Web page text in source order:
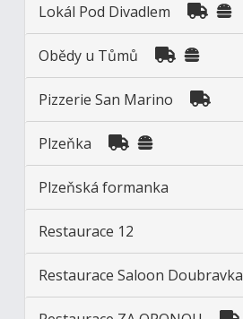
Lokál Pod Divadlem
Obědy u Tůmů
Pizzerie San Marino
Plzeňka
Plzeňská formanka
Restaurace 12
Restaurace Saloon Doubravka